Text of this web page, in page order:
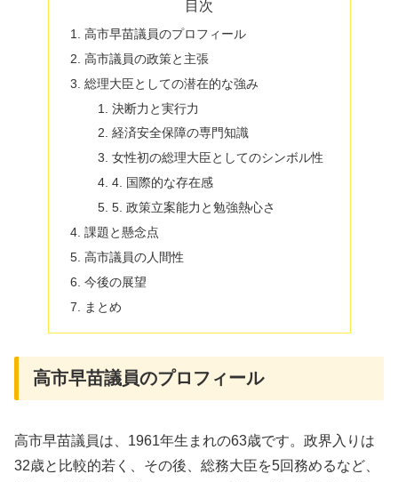
目次
高市早苗議員のプロフィール
高市議員の政策と主張
総理大臣としての潜在的な強み
決断力と実行力
経済安全保障の専門知識
女性初の総理大臣としてのシンボル性
4. 国際的な存在感
5. 政策立案能力と勉強熱心さ
課題と懸念点
高市議員の人間性
今後の展望
まとめ
高市早苗議員のプロフィール
高市早苗議員は、1961年生まれの63歳です。政界入りは
32歳と比較的若く、その後、総務大臣を5回務めるなど、